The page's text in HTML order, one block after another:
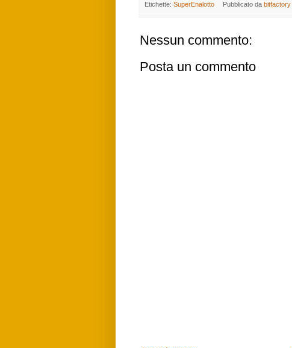
Etichette: SuperEnalotto Pubblicato da bitfactory
Nessun commento:
Posta un commento